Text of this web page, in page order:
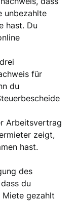
unbezahlte
hast. Du
für
du
Arbeitsvertrag
zeigt,
hast.
des
du
gezahlt